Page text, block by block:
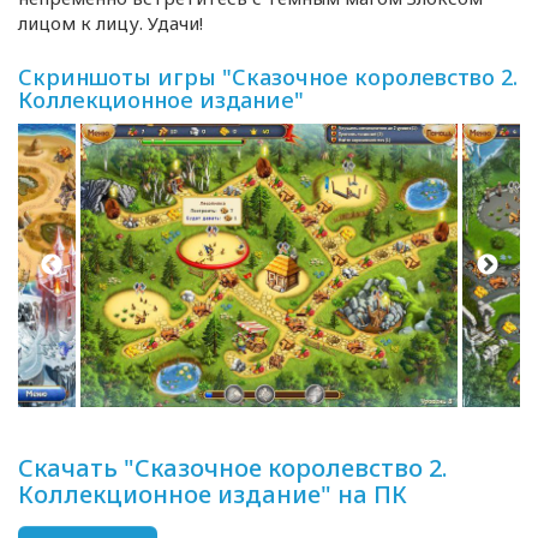
лицом к лицу. Удачи!
Скриншоты игры "Сказочное королевство 2.
Коллекционное издание"
Скачать "Сказочное королевство 2.
Коллекционное издание" на ПК